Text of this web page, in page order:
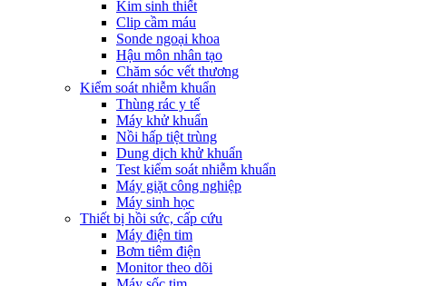
Kim sinh thiết
Clip cầm máu
Sonde ngoại khoa
Hậu môn nhân tạo
Chăm sóc vết thương
Kiểm soát nhiễm khuẩn
Thùng rác y tế
Máy khử khuẩn
Nồi hấp tiệt trùng
Dung dịch khử khuẩn
Test kiểm soát nhiễm khuẩn
Máy giặt công nghiệp
Máy sinh học
Thiết bị hồi sức, cấp cứu
Máy điện tim
Bơm tiêm điện
Monitor theo dõi